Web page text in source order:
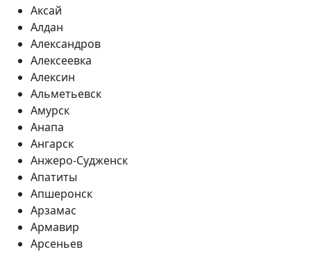
Аксай
Алдан
Александров
Алексеевка
Алексин
Альметьевск
Амурск
Анапа
Ангарск
Анжеро-Судженск
Апатиты
Апшеронск
Арзамас
Армавир
Арсеньев